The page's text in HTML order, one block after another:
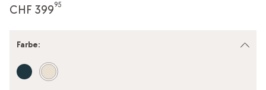
CHF 39995
Farbe: